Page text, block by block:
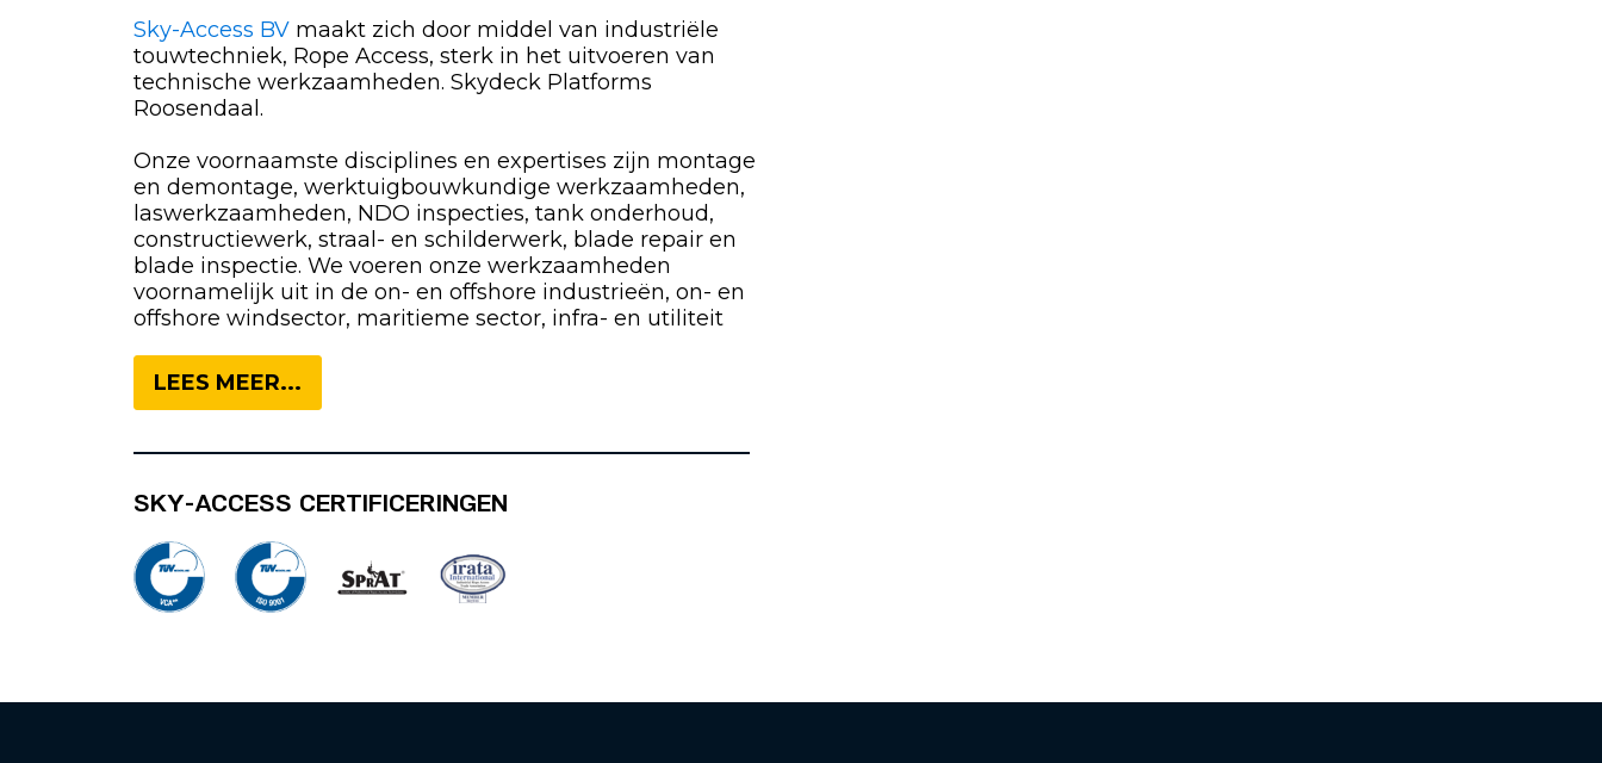
Sky-Access BV maakt zich door middel van industriële
touwtechniek, Rope Access, sterk in het uitvoeren van
technische werkzaamheden. Skydeck Platforms
Roosendaal.
Onze voornaamste disciplines en expertises zijn montage
en demontage, werktuigbouwkundige werkzaamheden,
laswerkzaamheden, NDO inspecties, tank onderhoud,
constructiewerk, straal- en schilderwerk, blade repair en
blade inspectie. We voeren onze werkzaamheden
voornamelijk uit in de on- en offshore industrieën, on- en
offshore windsector, maritieme sector, infra- en utiliteit
LEES MEER...
SKY-ACCESS CERTIFICERINGEN